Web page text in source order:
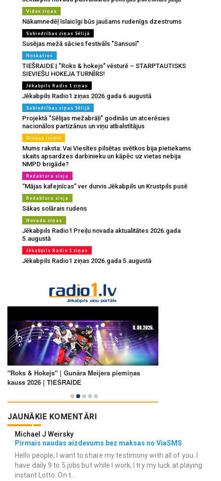
Vides ziņas
Nākamnedēļ īslaicīgi būs jaušams rudenīgs dzestrums
Sabiedrības ziņas Sēlijā
Susējas mežā sācies festivāls "Sansusī"
Noskaties
TIEŠRAIDE | "Roks & hokejs" vēsturē – STARPTAUTISKS
SIEVIEŠU HOKEJA TURNĪRS!
Jēkabpils Radio 1 ziņas
Jēkabpils Radio1 ziņas 2026.gada 6.augustā
Sabiedrības ziņas Sēlijā
Projektā "Sēlijas mežabrāļi" godinās un atcerēsies
nacionālos partizānus un viņu atbalstītājus
Dienas izvēle
Mums raksta: Vai Viesītes pilsētas svētkos bija pietiekams
skaits apsardzes darbinieku un kāpēc uz vietas nebija
NMPD brigāde?
Redaktora sleja
“Mājas kafejnīcas” ver durvis Jēkabpils un Krustpils pusē
Redaktora sleja
Sākas solārais rudens
Novadu ziņas
Jēkabpils Radio1 Preiļu novada aktualitātes 2026.gada
5.augustā
Jēkabpils Radio 1 ziņas
Jēkabpils Radio1 ziņas 2026.gada 5.augustā
JAUNĀKIE KOMENTĀRI
Michael J Weirsky
Pirmais naudas aizdevums bez maksas no ViaSMS
Hello people, I want to share my testimony with all of you. I
have daily 9 to 5 jobs but while I work, I try my luck at playing
instant Lotto. On t...